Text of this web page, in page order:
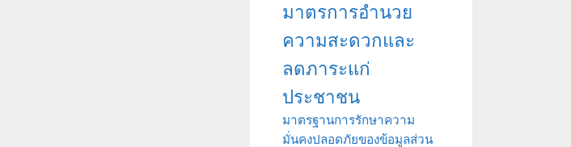
มาตรการอำนวย
ความสะดวกและ
ลดภาระแก่
ประชาชน
มาตรฐานการรักษาความ
มั่นคงปลอดภัยของข้อมูลส่วน